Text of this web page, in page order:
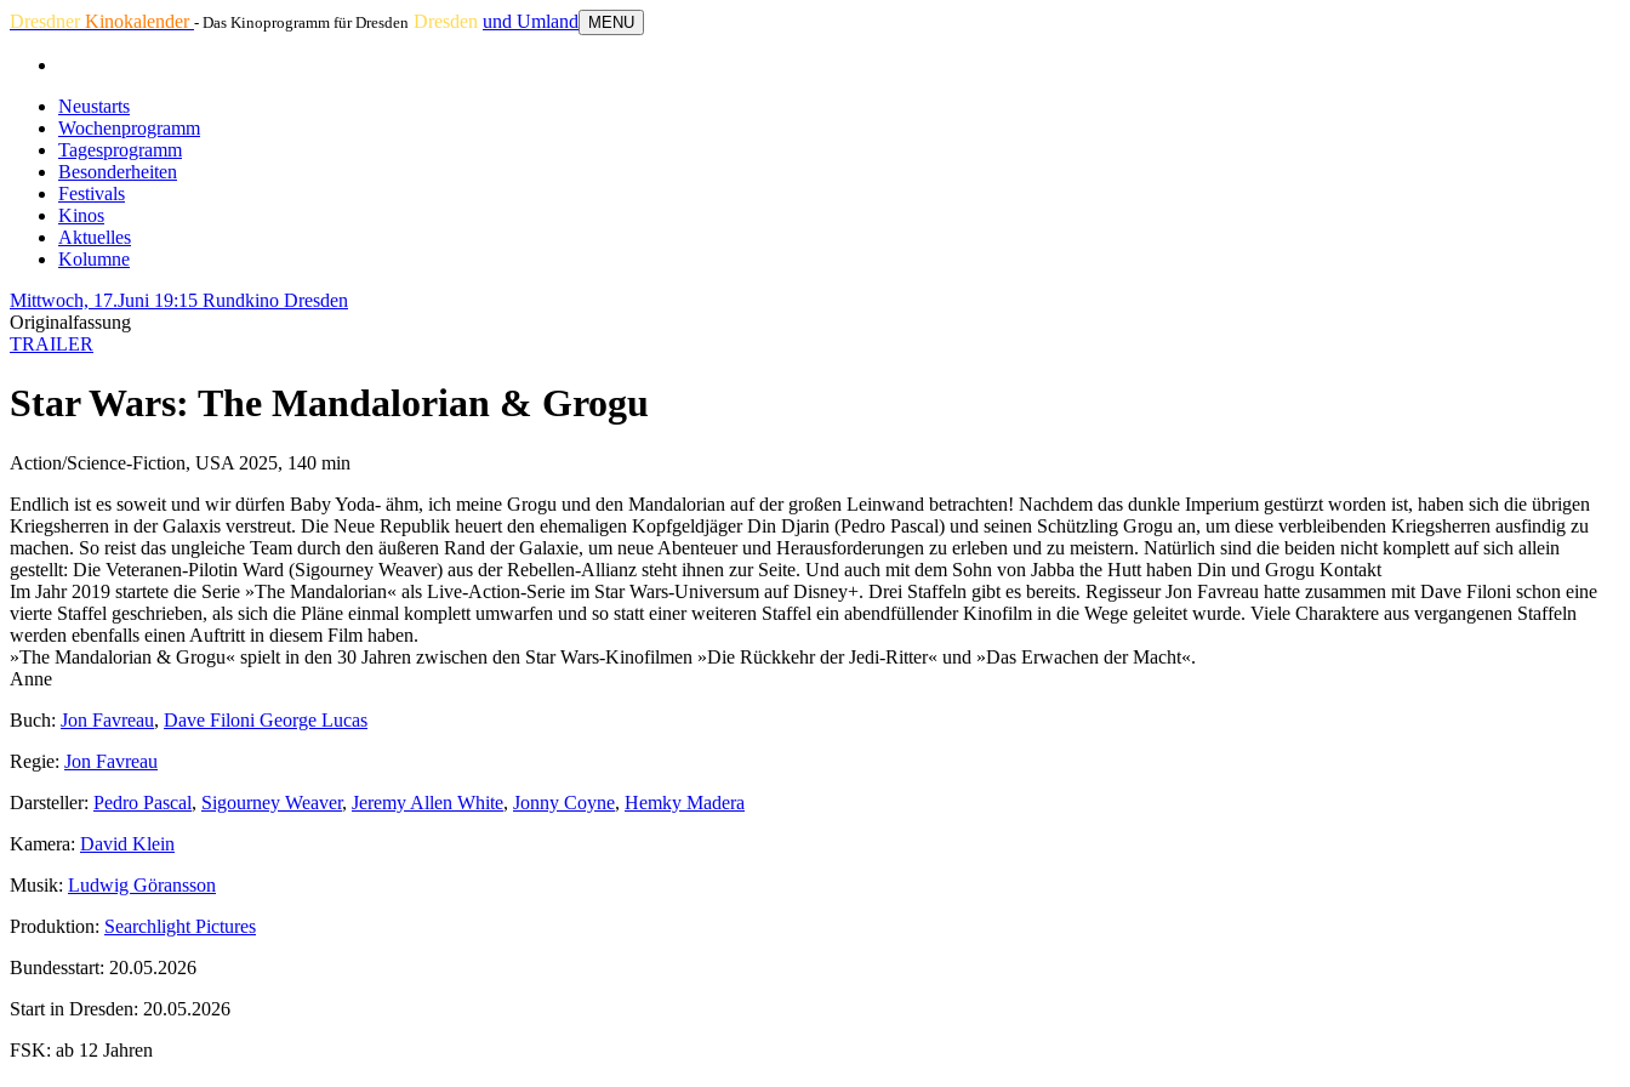
DresdnerKinokalender - Das Kinoprogramm für Dresden Dresden und Umland MENU
Neustarts
Wochenprogramm
Tagesprogramm
Besonderheiten
Festivals
Kinos
Aktuelles
Kolumne
Mittwoch, 17.Juni 19:15 Rundkino Dresden
Originalfassung
TRAILER
Star Wars: The Mandalorian & Grogu
Action/Science-Fiction, USA 2025, 140 min
Endlich ist es soweit und wir dürfen Baby Yoda- ähm, ich meine Grogu und den Mandalorian auf der großen Leinwand betrachten! Nachdem das dunkle Imperium gestürzt worden ist, haben sich die übrigen
Kriegsherren in der Galaxis verstreut. Die Neue Republik heuert den ehemaligen Kopfgeldjäger Din Djarin (Pedro Pascal) und seinen Schützling Grogu an, um diese verbleibenden Kriegsherren ausfindig zu
machen. So reist das ungleiche Team durch den äußeren Rand der Galaxie, um neue Abenteuer und Herausforderungen zu erleben und zu meistern. Natürlich sind die beiden nicht komplett auf sich allein
gestellt: Die Veteranen-Pilotin Ward (Sigourney Weaver) aus der Rebellen-Allianz steht ihnen zur Seite. Und auch mit dem Sohn von Jabba the Hutt haben Din und Grogu Kontakt
Im Jahr 2019 startete die Serie »The Mandalorian« als Live-Action-Serie im Star Wars-Universum auf Disney+. Drei Staffeln gibt es bereits. Regisseur Jon Favreau hatte zusammen mit Dave Filoni schon eine
vierte Staffel geschrieben, als sich die Pläne einmal komplett umwarfen und so statt einer weiteren Staffel ein abendfüllender Kinofilm in die Wege geleitet wurde. Viele Charaktere aus vergangenen Staffeln
werden ebenfalls einen Auftritt in diesem Film haben.
»The Mandalorian & Grogu« spielt in den 30 Jahren zwischen den Star Wars-Kinofilmen »Die Rückkehr der Jedi-Ritter« und »Das Erwachen der Macht«.
Anne
Buch: Jon Favreau, Dave Filoni George Lucas
Regie: Jon Favreau
Darsteller: Pedro Pascal, Sigourney Weaver, Jeremy Allen White, Jonny Coyne, Hemky Madera
Kamera: David Klein
Musik: Ludwig Göransson
Produktion: Searchlight Pictures
Bundesstart: 20.05.2026
Start in Dresden: 20.05.2026
FSK: ab 12 Jahren